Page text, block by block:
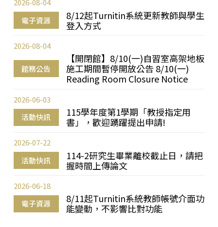
電子資源
8/12起Turnitin系統更新教師與學生
登入方式
2026-08-04
館務公告
【開閉館】8/10(一)自習室高架地板
施工期間暫停開放公告 8/10(一)
Reading Room Closure Notice
2026-08-04
活動快訊
115學年度第1學期「教授指定用
書」，歡迎踴躍提出申請!
2026-06-03
活動快訊
114-2研究生畢業離校截止日，請把
握時間上傳論文
2026-07-22
電子資源
8/11起Turnitin系統教師帳號介面功
能變動，不影響比對功能
2026-06-18